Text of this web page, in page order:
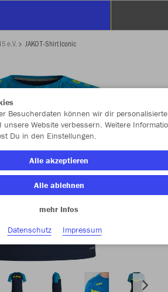
e.V. JAKO T-Shirt Iconic
Besucherdaten können wir dir personalisierte
unsere Website verbessern. Weitere
Du in den Einstellungen.
Alle akzeptieren
Alle ablehnen
mehr Infos
Datenschutz
Impressum